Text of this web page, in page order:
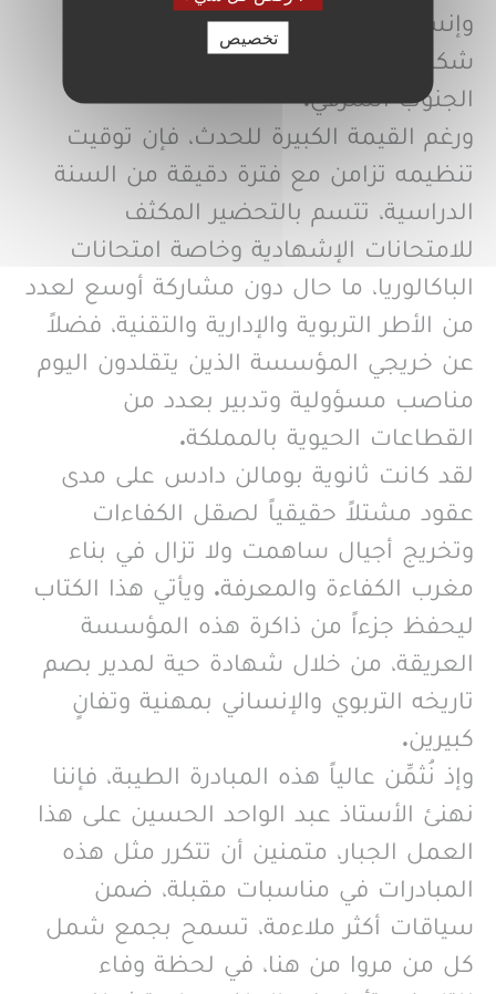
وإنسانية غنية، ويؤرخ لمسيرة مؤسسة
شكلت منارة للعلم والمعرفة بجبال
الجنوب الشرقي.
ورغم القيمة الكبيرة للحدث، فإن توقيت
تنظيمه تزامن مع فترة دقيقة من السنة
الدراسية، تتسم بالتحضير المكثف
للامتحانات الإشهادية وخاصة امتحانات
الباكالوريا، ما حال دون مشاركة أوسع لعدد
من الأطر التربوية والإدارية والتقنية، فضلاً
عن خريجي المؤسسة الذين يتقلدون اليوم
مناصب مسؤولية وتدبير بعدد من
القطاعات الحيوية بالمملكة.
لقد كانت ثانوية بومالن دادس على مدى
عقود مشتلاً حقيقياً لصقل الكفاءات
وتخريج أجيال ساهمت ولا تزال في بناء
مغرب الكفاءة والمعرفة. ويأتي هذا الكتاب
ليحفظ جزءاً من ذاكرة هذه المؤسسة
العريقة، من خلال شهادة حية لمدير بصم
تاريخه التربوي والإنساني بمهنية وتفانٍ
كبيرين.
وإذ نُثمِّن عالياً هذه المبادرة الطيبة، فإننا
نهنئ الأستاذ عبد الواحد الحسين على هذا
العمل الجبار، متمنين أن تتكرر مثل هذه
المبادرات في مناسبات مقبلة، ضمن
سياقات أكثر ملاءمة، تسمح بجمع شمل
كل من مروا من هنا، في لحظة وفاء
تخصيص